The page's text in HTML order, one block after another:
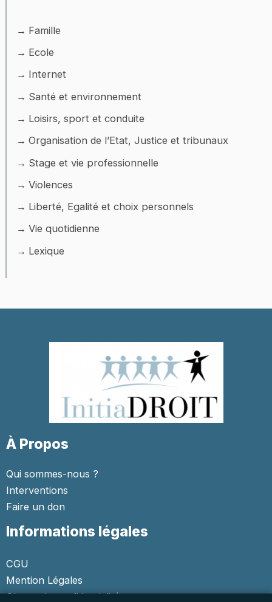
Famille
Ecole
Internet
Santé et environnement
Loisirs, sport et conduite
Organisation de l’Etat, Justice et tribunaux
Stage et vie professionnelle
Violences
Liberté, Egalité et choix personnels
Vie quotidienne
Lexique
À Propos
Qui sommes-nous ?
Interventions
Faire un don
Informations légales
CGU
Mention Légales
Charte de confidentialité